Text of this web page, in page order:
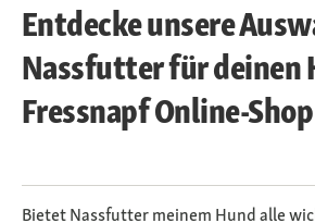
Entdecke unsere
Nassfutter für deinen
Fressnapf Online-Shop
Bietet Nassfutter meinem Hund alle